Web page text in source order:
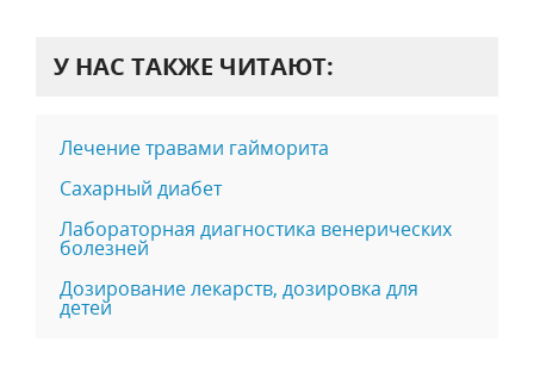
У НАС ТАКЖЕ ЧИТАЮТ:
Лечение травами гайморита
Сахарный диабет
Лабораторная диагностика венерических
болезней
Дозирование лекарств, дозировка для
детей